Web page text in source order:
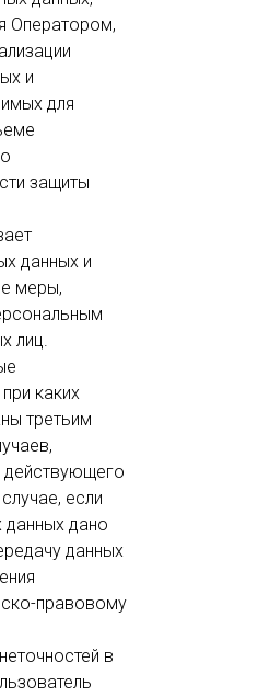
Оператором,
и
для
защиты
данных и
меры,
лиц.
каких
третьим
действующего
если
дано
данных
правовому
в